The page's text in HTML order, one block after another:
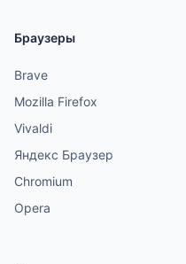
Браузеры
Brave
Mozilla Firefox
Vivaldi
Яндекс Браузер
Chromium
Opera